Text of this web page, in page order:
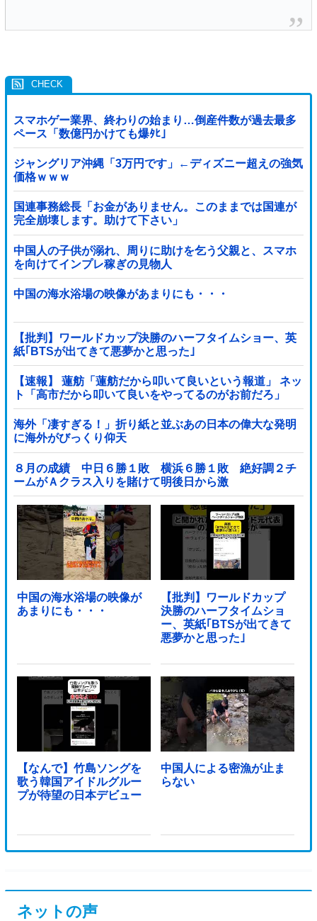
スマホゲー業界、終わりの始まり…倒産件数が過去最多
ペース「数億円かけても爆ﾀﾋ」
ジャングリア沖縄「3万円です」←ディズニー超えの強気
価格ｗｗｗ
国連事務総長「お金がありません。このままでは国連が
完全崩壊します。助けて下さい」
中国人の子供が溺れ、周りに助けを乞う父親と、スマホ
を向けてインプレ稼ぎの見物人
中国の海水浴場の映像があまりにも・・・
【批判】ワールドカップ決勝のハーフタイムショー、英
紙｢BTSが出てきて悪夢かと思った｣
【速報】 蓮舫「蓮舫だから叩いて良いという報道」 ネッ
ト「高市だから叩いて良いをやってるのがお前だろ」
海外「凄すぎる！」折り紙と並ぶあの日本の偉大な発明
に海外がびっくり仰天
８月の成績 中日６勝１敗 横浜６勝１敗 絶好調２チ
ームがＡクラス入りを賭けて明後日から激
突！！！！！！！！！他
中国の海水浴場の映像が
あまりにも・・・
【批判】ワールドカップ
決勝のハーフタイムショ
ー、英紙｢BTSが出てきて
悪夢かと思った｣
【なんで】竹島ソングを
歌う韓国アイドルグルー
プが待望の日本デビュー
中国人による密漁が止ま
らない
ネットの声